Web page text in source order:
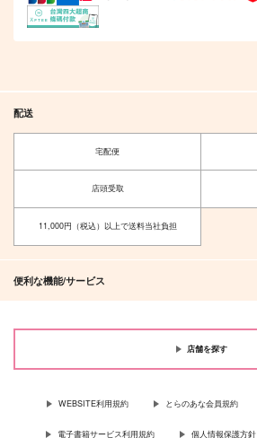
配送
宅配便
店頭受取
11,000円（税込）以上で送料当社負担
便利な機能/サービス
店舗を探す
WEBSITE利用規約 とらのあな会員規約
電子書籍サービス利用規約 個人情報保護方針